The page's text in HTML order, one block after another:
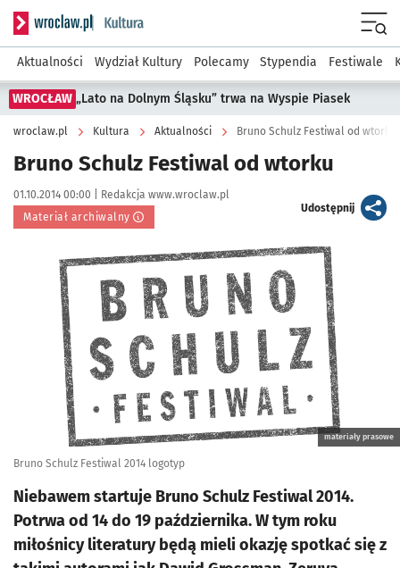
Serwis informacyjny wroclaw.pl podserwis: Kultura
Aktualności Wydział Kultury Polecamy Stypendia Festiwale
WROCŁAW „Lato na Dolnym Śląsku” trwa na Wyspie Piasek
wroclaw.pl Kultura Aktualności Bruno Schulz Festiwal od wtorku
Bruno Schulz Festiwal od wtorku
Data publikacji:
01.10.2014 00:00 | Autor:
Redakcja www.wroclaw.pl
Materiał archiwalny
Udostępnijartykuł
Kliknij, aby powiększyć
materiały prasowe
Bruno Schulz Festiwal 2014 logotyp
Niebawem startuje Bruno Schulz Festiwal 2014.
Potrwa od 14 do 19 października. W tym roku
miłośnicy literatury będą mieli okazję spotkać się z